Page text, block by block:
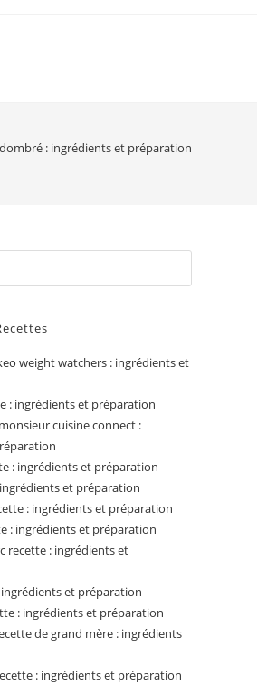
: ingrédients et préparation
Escape
weight watchers : ingrédients et
: ingrédients et préparation
cuisine connect :
: ingrédients et préparation
et préparation
: ingrédients et préparation
: ingrédients et préparation
recette : ingrédients et
et préparation
: ingrédients et préparation
de grand mère : ingrédients
: ingrédients et préparation